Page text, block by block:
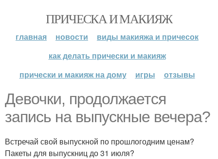
ПРИЧЕСКА И МАКИЯЖ
главная новости
виды макияжа и причесок
как делать прически и макияж
прически и макияж на дому
игры отзывы
Девочки, продолжается
запись на выпускные вечера?
Встречай свой выпускной по прошлогодним ценам?
Пакеты для выпускниц до 31 июля?